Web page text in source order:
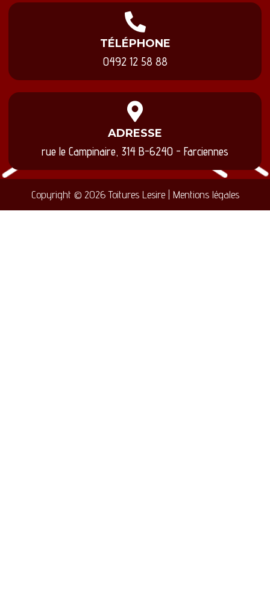
TÉLÉPHONE
0492 12 58 88
ADRESSE
rue le Campinaire, 314 B-6240 - Farciennes
Copyright © 2026 Toitures Lesire | Mentions légales